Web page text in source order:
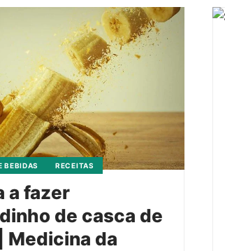
BEBIDAS RECEITAS
a fazer
de casca de
Medicina da